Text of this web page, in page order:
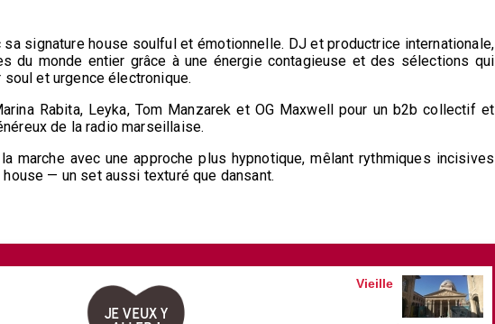
sa signature house soulful et émotionnelle. DJ et productrice internationale,
du monde entier grâce à une énergie contagieuse et des sélections qui
et urgence électronique.
Rabita, Leyka, Tom Manzarek et OG Maxwell pour un b2b collectif et
de la radio marseillaise.
marche avec une approche plus hypnotique, mêlant rythmiques incisives
— un set aussi texturé que dansant.
JE VEUX Y
Vieille